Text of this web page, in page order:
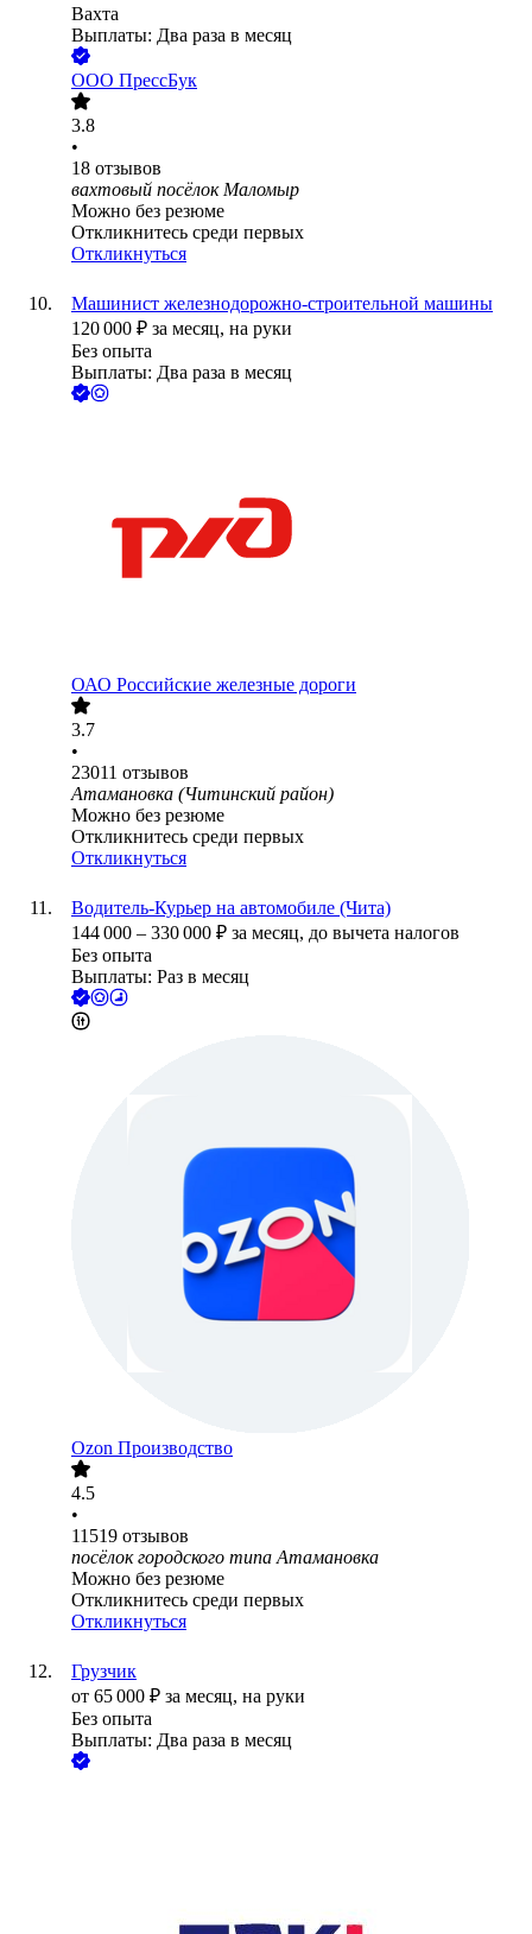
Вахта
Выплаты: Два раза в месяц
ООО ПрессБук
3.8
•
18 отзывов
вахтовый посёлок Маломыр
Можно без резюме
Откликнитесь среди первых
Откликнуться
Машинист железнодорожно-строительной машины
120 000 ₽ за месяц, на руки
Без опыта
Выплаты: Два раза в месяц
ОАО Российские железные дороги
3.7
•
23011 отзывов
Атамановка (Читинский район)
Можно без резюме
Откликнитесь среди первых
Откликнуться
Водитель-Курьер на автомобиле (Чита)
144 000 – 330 000 ₽ за месяц, до вычета налогов
Без опыта
Выплаты: Раз в месяц
Ozon Производство
4.5
•
11519 отзывов
посёлок городского типа Атамановка
Можно без резюме
Откликнитесь среди первых
Откликнуться
Грузчик
от 65 000 ₽ за месяц, на руки
Без опыта
Выплаты: Два раза в месяц